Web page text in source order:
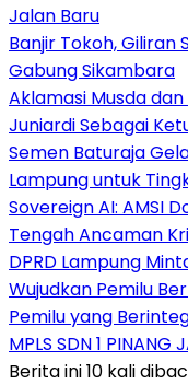
Jalan Baru
Banjir Tokoh,
Gabung Sikambara
Aklamasi Musda
Juniardi Sebagai
Semen Baturaja
Lampung untuk
Sovereign AI: AMSI
Tengah Ancaman
DPRD Lampung
Wujudkan Pemilu
Pemilu yang
MPLS SDN 1 PINANG
Berita ini 10 kali